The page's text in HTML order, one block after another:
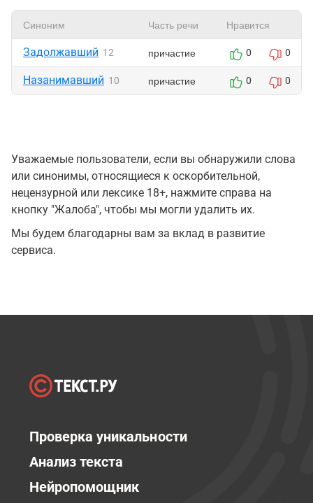
Синоним Часть речи Нравится
Задолжавший 12 причастие 0 0
Назанимавший 10 причастие 0 0
Уважаемые пользователи, если вы обнаружили слова
или синонимы, относящиеся к оскорбительной,
нецензурной или лексике 18+, нажмите справа на
кнопку "Жалоба", чтобы мы могли удалить их.
Мы будем благодарны вам за вклад в развитие
сервиса.
Проверка уникальности
Анализ текста
Нейропомощник